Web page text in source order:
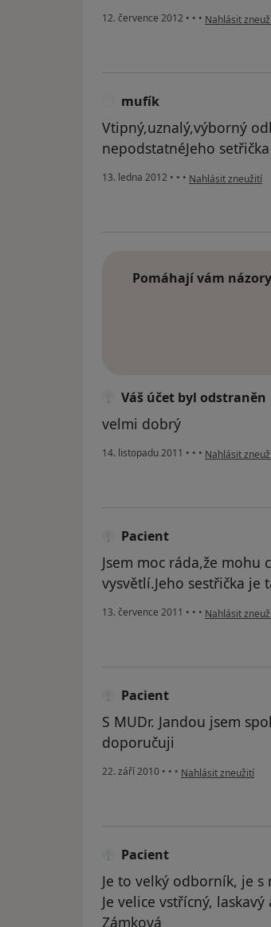
12. července 2012 • • • podle názoru
Nahlásit
mufík
Vtipný,uznalý,výborný
nepodstatnéJeho
13. ledna 2012 • • • podle názoru
Nahlásit zneužití
Pomáhají vám
Váš účet byl odstraněn
velmi dobrý
14. listopadu 2011 • • • podle názoru
Nahlásit
Pacient
Jsem moc ráda,že
vysvětlí.Jeho sestřička je
13. července 2011 • • • podle názoru
Nahlásit
Pacient
S MUDr. Jandou jsem
doporučuji
22. září 2010 • • • podle názoru
Nahlásit zneužití
Pacient
Je to velký odborník, je
Je velice vstřícný,
Zámková